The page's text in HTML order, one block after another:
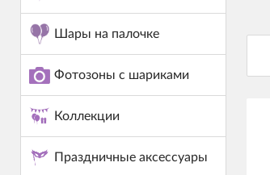
Шары на палочке
Фотозоны с шариками
Коллекции
Праздничные аксессуары